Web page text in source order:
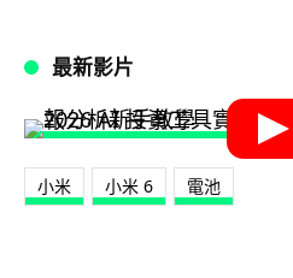
最新影片
小米 小米 6 電池